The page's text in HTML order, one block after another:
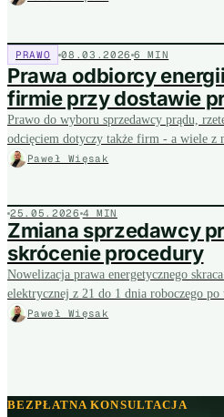
PRAWO 08.03.2026 6 MIN
Prawa odbiorcy
firmie przy dostawie
Prawo do wyboru sprzedawcy prądu,
odcięciem dotyczy także firm - a wiele z
korzysta. Pokazujemy kluczowe prawa
Paweł Więsak
25.05.2026 4 MIN
Zmiana sprzedawcy
skrócenie procedury
Nowelizacja prawa energetycznego
elektrycznej z 21 do 1 dnia roboczego
nowe przepisy deregulacyjne wchodzą w
Paweł Więsak
BEZPŁATNA KONSULTACJA